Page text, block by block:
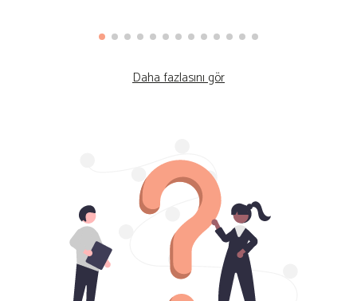
Daha fazlasını gör